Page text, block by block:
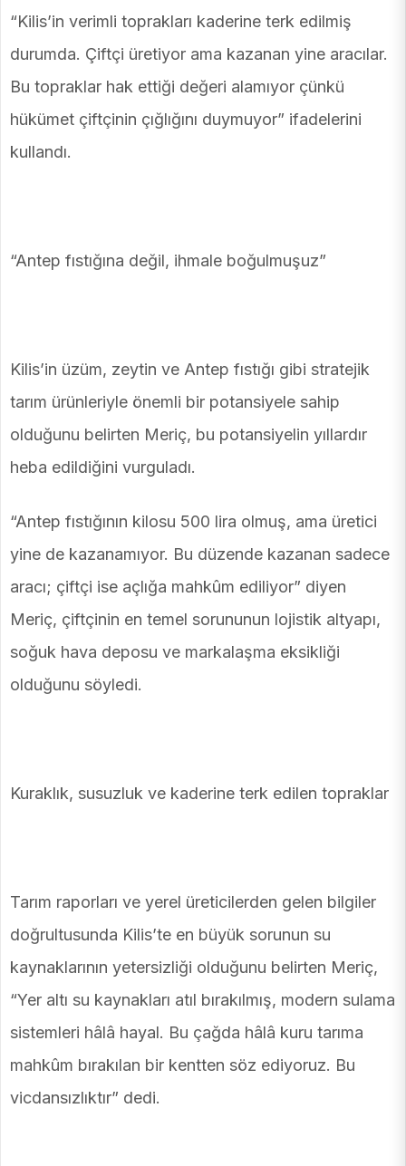
“Kilis’in verimli toprakları kaderine terk edilmiş
durumda. Çiftçi üretiyor ama kazanan yine aracılar.
Bu topraklar hak ettiği değeri alamıyor çünkü
hükümet çiftçinin çığlığını duymuyor” ifadelerini
kullandı.
“Antep fıstığına değil, ihmale boğulmuşuz”
Kilis’in üzüm, zeytin ve Antep fıstığı gibi stratejik
tarım ürünleriyle önemli bir potansiyele sahip
olduğunu belirten Meriç, bu potansiyelin yıllardır
heba edildiğini vurguladı.
“Antep fıstığının kilosu 500 lira olmuş, ama üretici
yine de kazanamıyor. Bu düzende kazanan sadece
aracı; çiftçi ise açlığa mahkûm ediliyor” diyen
Meriç, çiftçinin en temel sorununun lojistik altyapı,
soğuk hava deposu ve markalaşma eksikliği
olduğunu söyledi.
Kuraklık, susuzluk ve kaderine terk edilen topraklar
Tarım raporları ve yerel üreticilerden gelen bilgiler
doğrultusunda Kilis’te en büyük sorunun su
kaynaklarının yetersizliği olduğunu belirten Meriç,
“Yer altı su kaynakları atıl bırakılmış, modern sulama
sistemleri hâlâ hayal. Bu çağda hâlâ kuru tarıma
mahkûm bırakılan bir kentten söz ediyoruz. Bu
vicdansızlıktır” dedi.